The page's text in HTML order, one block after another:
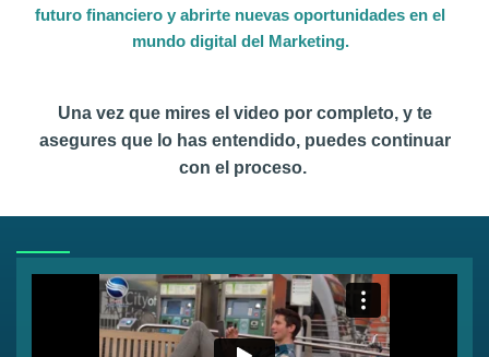
futuro financiero y abrirte nuevas oportunidades en el
mundo digital del Marketing.
Una vez que mires el video por completo, y te
asegures que lo has entendido, puedes continuar
con el proceso.